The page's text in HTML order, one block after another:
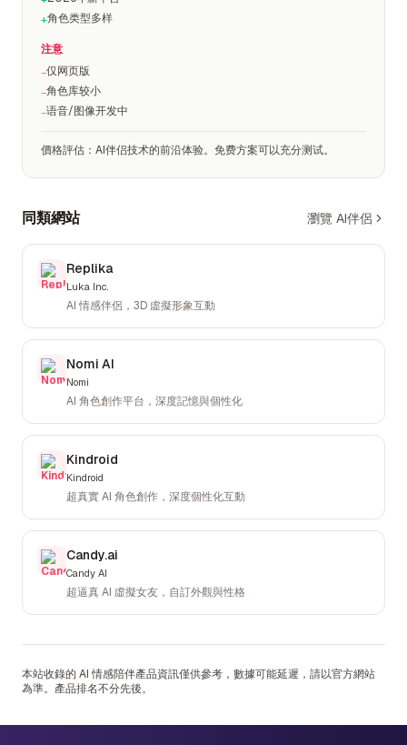
+角色类型多样
注意
−仅网页版
−角色库较小
−语音/图像开发中
價格評估 ： AI伴侣技术的前沿体验。免费方案可以充分测试。
同類網站 瀏覽 AI伴侶
Replika
Luka Inc.
AI 情感伴侶，3D 虛擬形象互動
Nomi AI
Nomi
AI 角色創作平台，深度記憶與個性化
Kindroid
Kindroid
超真實 AI 角色創作，深度個性化互動
Candy.ai
Candy AI
超逼真 AI 虛擬女友，自訂外觀與性格
本站收錄的 AI 情感陪伴產品資訊僅供參考，數據可能延遲，請以官方網站
為準。產品排名不分先後。